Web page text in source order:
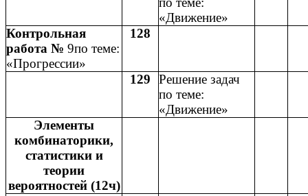
«Движение»
Контрольная
работа № 9по теме:
«Прогрессии»
128
129
Решение задач
по теме:
«Движение»
Элементы
комбинаторики,
статистики и
теории
вероятностей (12ч)